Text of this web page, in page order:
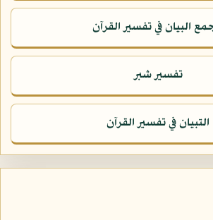
البيان في تفسير القرآن
تفسير شبر
التبيان في تفسير القرآن